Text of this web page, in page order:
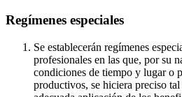
Regímenes especiales
Se establecerán regímenes
profesionales en las que, por su
condiciones de tiempo y lugar o
productivos, se hiciera preciso